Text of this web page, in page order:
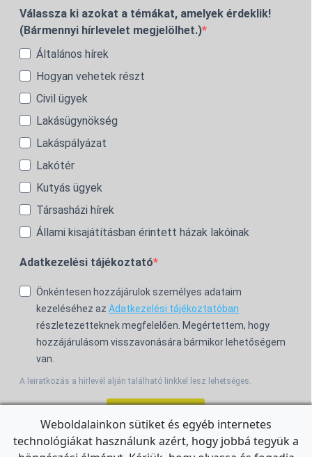
Válassza ki azokat a témákat, amelyek érdeklik!
(Bármennyi hírlevelet megjelölhet.)
Általános hírek
Hogyan vehetek részt
Civil ügyek
Lakásügynökség
Lakáspályázat
Lakótér
Kutyás ügyek
Társasházi hírek
Állami kisajátításban érintett házak lakóinak
Adatkezelési tájékoztató
Önkéntesen hozzájárulok személyes adataim
kezeléséhez az Adatkezelési tájékoztatóban
részletezetteknek megfelelően. Megértettem, hogy
hozzájárulásom visszavonására bármikor lehetőségem
van.
A leiratkozás a hírlevél alján található linkkel lesz lehetséges.
For the English Newsletter, clickHERE.
Weboldalainkon sütiket és egyéb internetes
technológiákat használunk azért, hogy jobbá tegyük a